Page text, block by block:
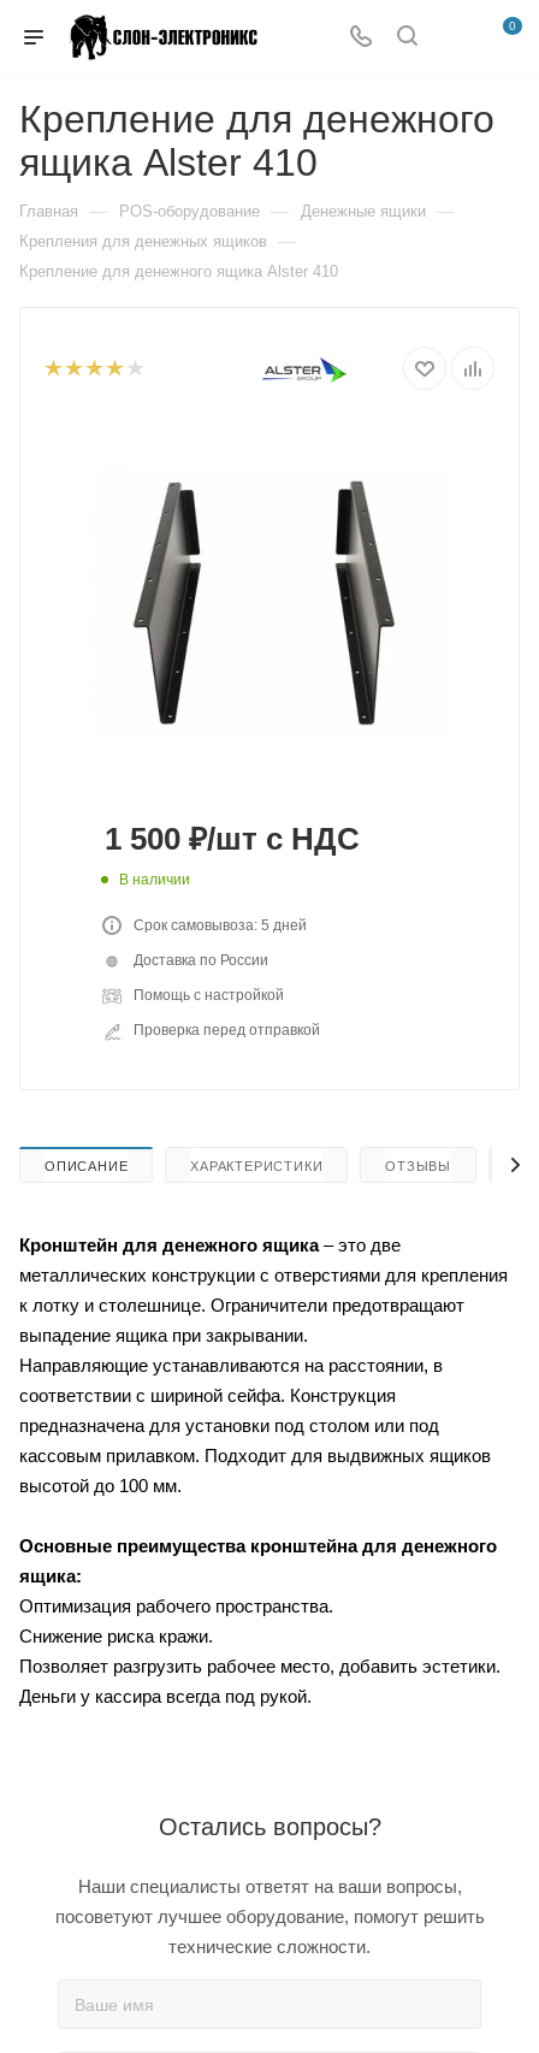
0
Крепление для денежного
ящика Alster 410
Главная — POS-оборудование — Денежные ящики —
Крепления для денежных ящиков —
Крепление для денежного ящика Alster 410
1 500 ₽/шт с НДС
В наличии
Срок самовывоза: 5 дней
Доставка по России
Помощь с настройкой
Проверка перед отправкой
ОПИСАНИЕ ХАРАКТЕРИСТИКИ ОТЗЫВЫ
Кронштейн для денежного ящика – это две
металлических конструкции с отверстиями для крепления
к лотку и столешнице. Ограничители предотвращают
выпадение ящика при закрывании.
Направляющие устанавливаются на расстоянии, в
соответствии с шириной сейфа. Конструкция
предназначена для установки под столом или под
кассовым прилавком. Подходит для выдвижных ящиков
высотой до 100 мм.
Основные преимущества кронштейна для денежного
ящика:
Оптимизация рабочего пространства.
Снижение риска кражи.
Позволяет разгрузить рабочее место, добавить эстетики.
Деньги у кассира всегда под рукой.
Остались вопросы?
Наши специалисты ответят на ваши вопросы,
посоветуют лучшее оборудование, помогут решить
технические сложности.